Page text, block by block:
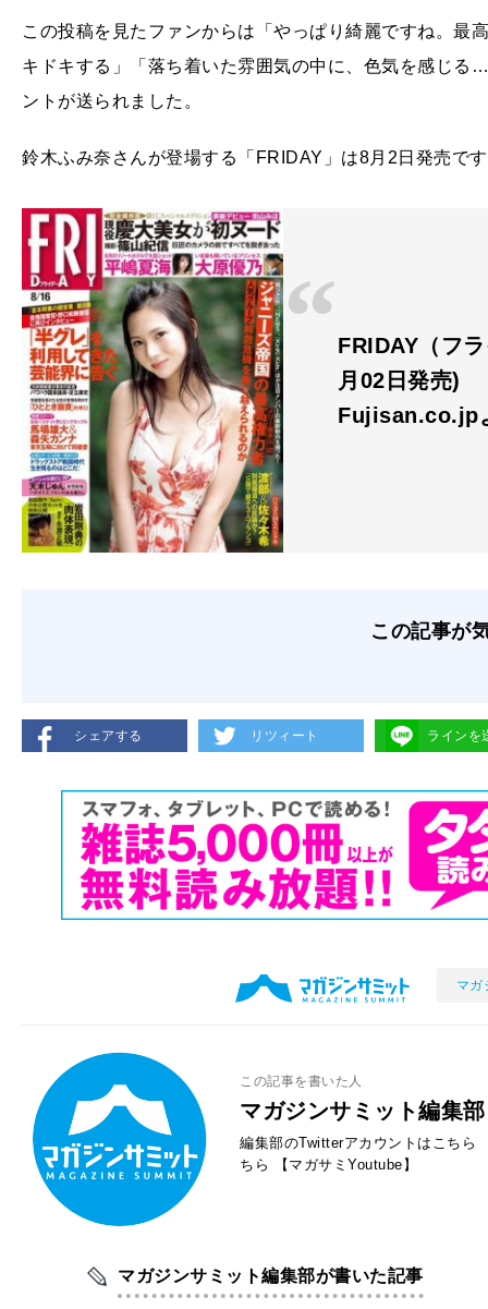
この投稿を見たファンからは「やっぱり綺麗ですね。最
キドキする」「落ち着いた雰囲気の中に、色気を感じ
ントが送られました。
鈴木ふみ奈さんが登場する「FRIDAY」は8月2日発売で
FRIDAY（フ
月02日発売)
Fujisan.co.jp
この記事が
シェアする リツィート ラインを
マガ
この記事を書いた人
マガジンサミット編集部
編集部のTwitterアカウントはこちら
ちら
【マガサミYoutube】
マガジンサミット編集部が書いた記事